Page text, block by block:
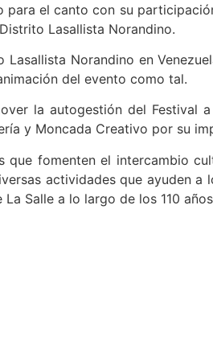
el canto con su
Lasallista Norandino.
Norandino en
del evento como tal.
la autogestión del
y Moncada Creativo por su
que fomenten el intercambio
actividades que ayuden
Salle a lo largo de los 110